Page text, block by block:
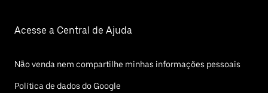
Acesse a Central de Ajuda
Não venda nem compartilhe minhas informações pessoais
Política de dados do Google